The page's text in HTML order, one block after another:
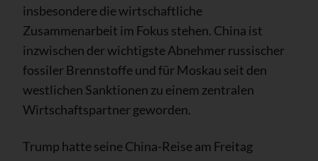
insbesondere die wirtschaftliche
Zusammenarbeit im Fokus stehen. China ist
inzwischen der wichtigste Abnehmer russischer
fossiler Brennstoffe und für Moskau seit den
westlichen Sanktionen zu einem zentralen
Wirtschaftspartner geworden.
Trump hatte seine China-Reise am Freitag